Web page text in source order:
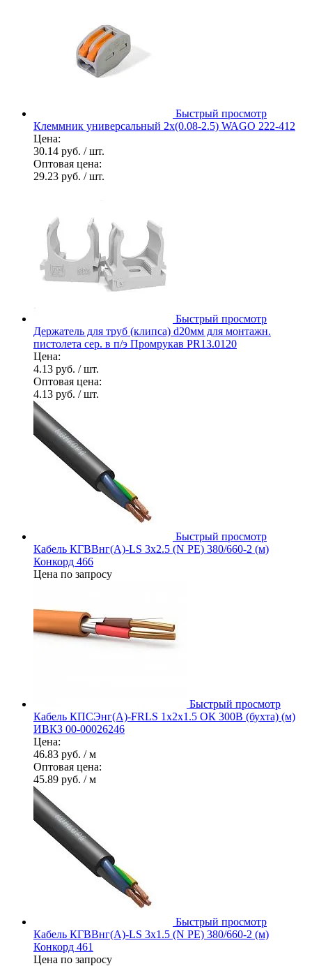
Быстрый просмотр
Клеммник универсальный 2х(0.08-2.5) WAGO 222-412
Цена:
30.14 руб. / шт.
Оптовая цена:
29.23 руб. / шт.
Быстрый просмотр
Держатель для труб (клипса) d20мм для монтажн.
пистолета сер. в п/э Промрукав PR13.0120
Цена:
4.13 руб. / шт.
Оптовая цена:
4.13 руб. / шт.
Быстрый просмотр
Кабель КГВВнг(А)-LS 3х2.5 (N PE) 380/660-2 (м)
Конкорд 466
Цена по запросу
Быстрый просмотр
Кабель КПСЭнг(А)-FRLS 1х2х1.5 ОК 300В (бухта) (м)
ИВКЗ 00-00026246
Цена:
46.83 руб. / м
Оптовая цена:
45.89 руб. / м
Быстрый просмотр
Кабель КГВВнг(А)-LS 3х1.5 (N PE) 380/660-2 (м)
Конкорд 461
Цена по запросу